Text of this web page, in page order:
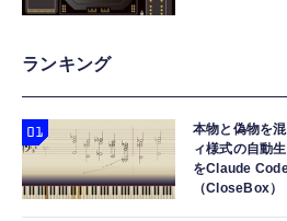
ランキング
本物と偽物を
ィ様式の自動
をClaude
（CloseBox）